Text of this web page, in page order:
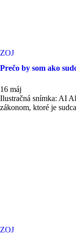
ZOJ
Prečo by som ako
16 máj
Ilustračná snímka: AI
zákonom, ktoré je
ZOJ